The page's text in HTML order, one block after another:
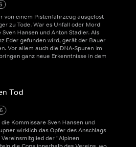
von einem Pistenfahrzeug ausgelöst
zu Tode. War es Unfall oder Mord
Hansen und Anton Stadler. Als
Eder gefunden wird, gerät der Bauer
Vor allem auch die DNA-Spuren im
ganz neue Erkenntnisse in dem
Tod
6
Kommissare Sven Hansen und
wirklich das Opfer des Anschlags
der "Alpinen